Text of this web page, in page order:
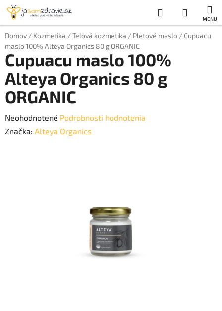
Prejsť
obsah
Hľadať
KOŠÍK
Domov / Kozmetika /Telová kozmetika / Pleťové maslo / Cupuacu
maslo 100% Alteya Organics 80 g ORGANIC
Cupuacu maslo 100%
Alteya Organics 80 g
ORGANIC
Priemerné
hodnotenie
Neohodnotené Podrobnosti hodnotenia
Značka: Alteya Organics